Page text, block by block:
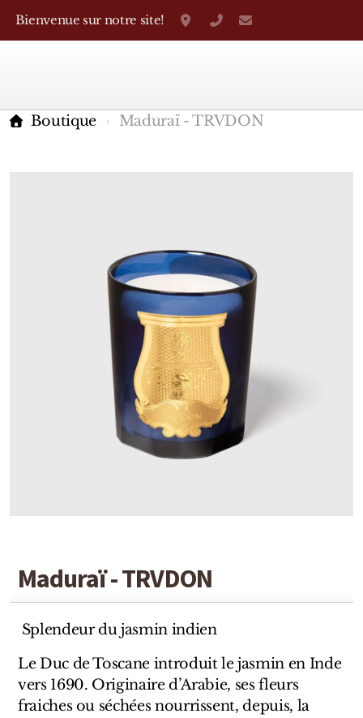
Bienvenue sur notre site! Grand-Rue 38, Genève
+41 22 310 38 75
Boutique Maduraï - TRVDON
Maduraï - TRVDON
Splendeur du jasmin indien
Le Duc de Toscane introduit le jasmin en Inde
vers 1690. Originaire d’Arabie, ses fleurs
fraiches ou séchées nourrissent, depuis, la
Marques Françaises
Stéphane Humbert Lucas
The Different Company
Perris Monte-carlo
Robert Piguet